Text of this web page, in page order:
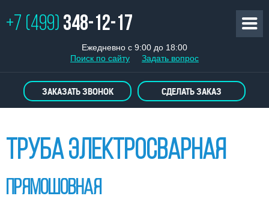
+7 (499) 348-12-17
Ежедневно с 9:00 до 18:00
Поиск по сайту
Задать вопрос
ЗАКАЗАТЬ ЗВОНОК СДЕЛАТЬ ЗАКАЗ
Труба электросварная
Прямошовная